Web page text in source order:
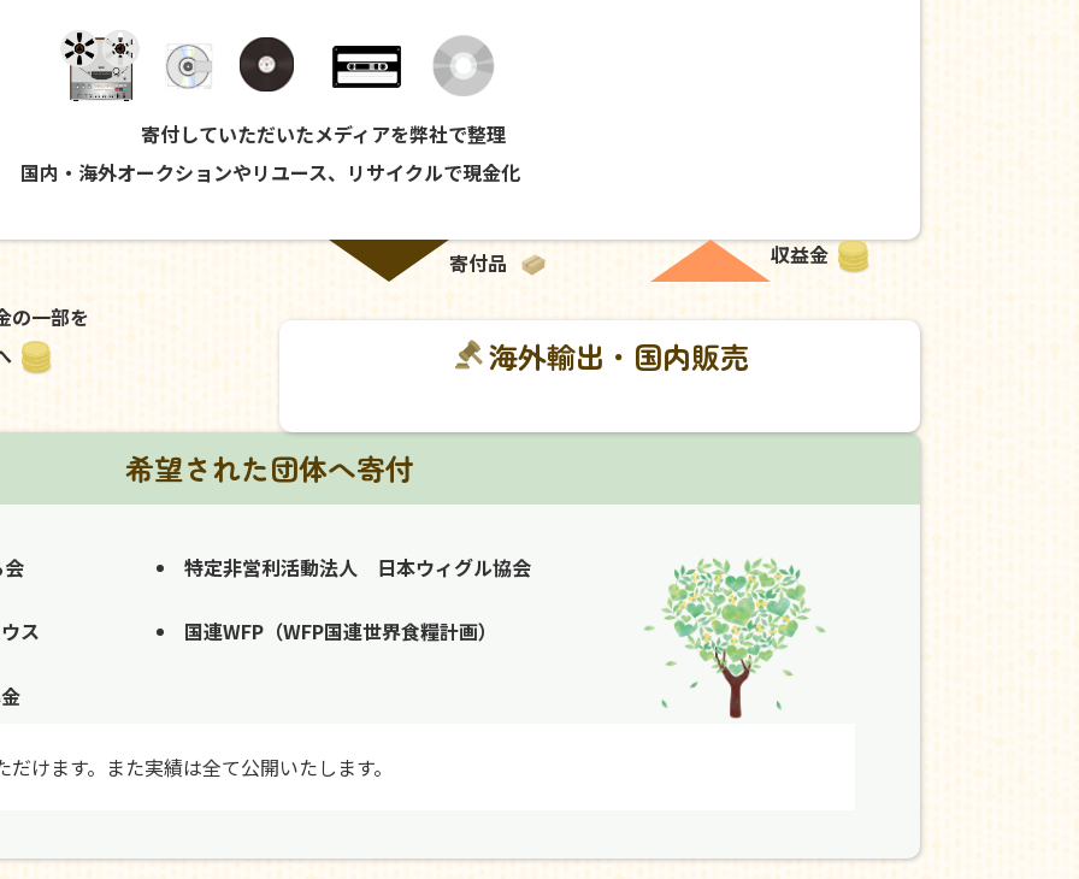
寄付していただいたメディアを弊社で整理
国内・海外オークションやリユース、リサイクルで現金化
の一部を
寄付品 収益金
海外輸出・国内販売
希望された団体へ寄付
特定非営利活動法人 日本ウィグル協会
ス 国連WFP（WFP国連世界食糧計画）
けます。また実績は全て公開いたします。